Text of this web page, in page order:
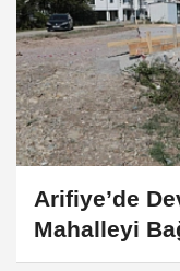
Arifiye’de
Mahalleyi
Köprüler